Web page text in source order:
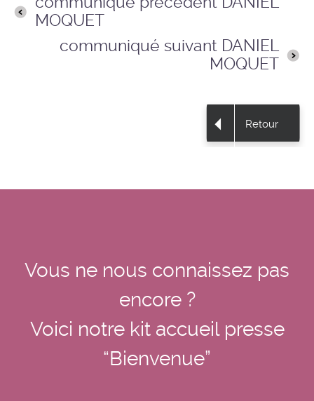
MOQUET
communiqué suivant DANIEL
MOQUET
Retour
Vous ne nous connaissez pas
encore ?
Voici notre kit accueil presse
“Bienvenue”